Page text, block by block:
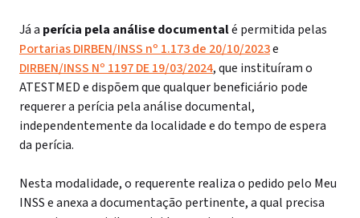
Já a perícia pela análise documentalé permitida pelas
Portarias DIRBEN/INSS nº 1.173 de 20/10/2023e
DIRBEN/INSS Nº 1197 DE 19/03/2024, que instituíram o
ATESTMED e dispõem que qualquer beneficiário pode
requerer a perícia pela análise documental,
independentemente da localidade e do tempo de espera
da perícia.
Nesta modalidade, o requerente realiza o pedido pelo Meu
INSS e anexa a documentação pertinente, a qual precisa